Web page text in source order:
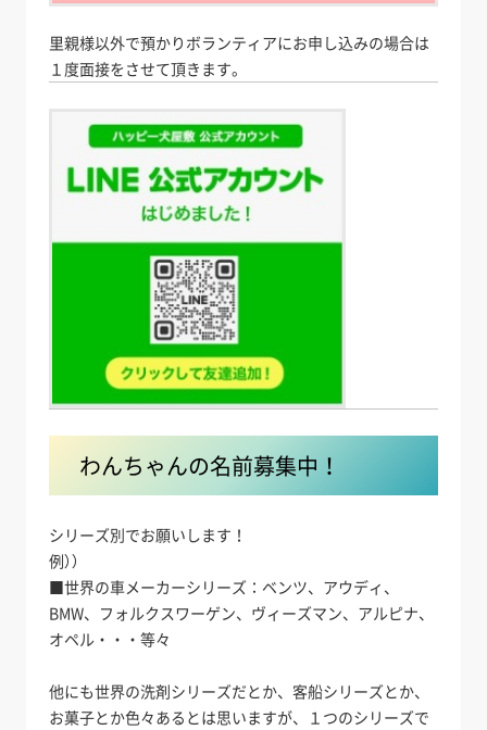
里親様以外で預かりボランティアにお申し込みの場合は
１度面接をさせて頂きます。
わんちゃんの名前募集中！
シリーズ別でお願いします！
例））
■世界の車メーカーシリーズ：ベンツ、アウディ、
BMW、フォルクスワーゲン、ヴィーズマン、アルピナ、
オペル・・・等々
他にも世界の洗剤シリーズだとか、客船シリーズとか、
お菓子とか色々あるとは思いますが、１つのシリーズで